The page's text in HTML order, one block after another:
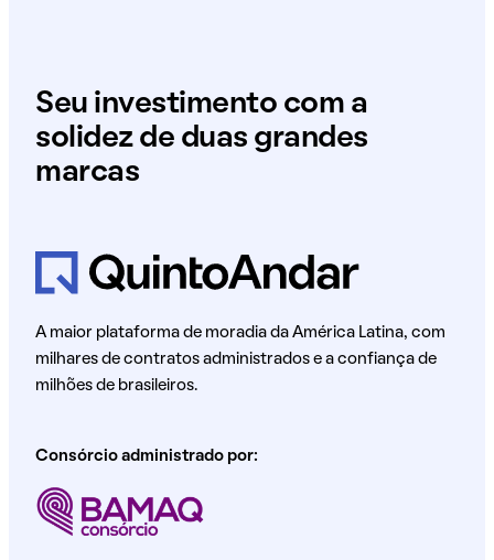
Seu investimento com a
solidez de duas grandes
marcas
A maior plataforma de moradia da América Latina, com
milhares de contratos administrados e a confiança de
milhões de brasileiros.
Consórcio administrado por: